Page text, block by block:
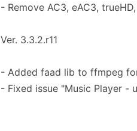
- Remove AC3, eAC3,
Ver. 3.3.2.r11
- Added faad lib to ffmpeg
- Fixed issue "Music Player -